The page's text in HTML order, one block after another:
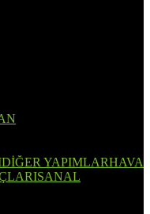
DİĞER YAPIMLARHAVA
SANAL